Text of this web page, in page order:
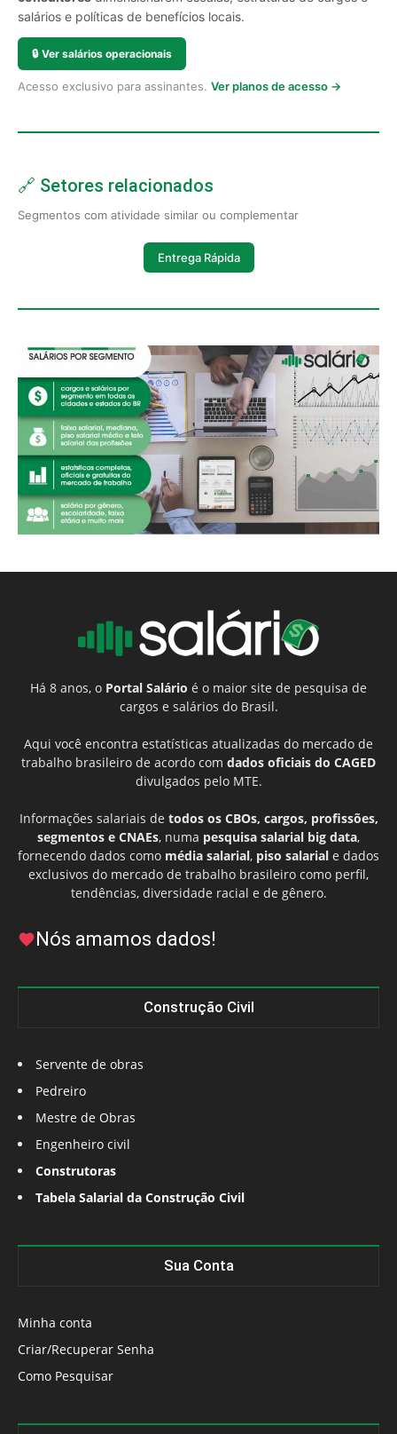
salários e políticas de benefícios locais.
🔒 Ver salários operacionais
Acesso exclusivo para assinantes. Ver planos de acesso →
🔗 Setores relacionados
Segmentos com atividade similar ou complementar
Entrega Rápida
Há 8 anos, o Portal Salário é o maior site de pesquisa de
cargos e salários do Brasil.
Aqui você encontra estatísticas atualizadas do mercado de
trabalho brasileiro de acordo com dados oficiais do CAGED
divulgados pelo MTE.
Informações salariais de todos os CBOs, cargos, profissões,
segmentos e CNAEs, numa pesquisa salarial big data,
fornecendo dados como média salarial, piso salarial e dados
exclusivos do mercado de trabalho brasileiro como perfil,
tendências, diversidade racial e de gênero.
Nós amamos dados!
Construção Civil
Servente de obras
Pedreiro
Mestre de Obras
Engenheiro civil
Construtoras
Tabela Salarial da Construção Civil
Sua Conta
Minha conta
Criar/Recuperar Senha
Como Pesquisar